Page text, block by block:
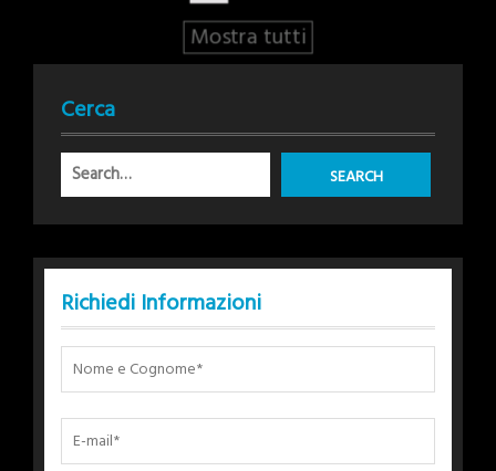
Mostra tutti
Cerca
Richiedi Informazioni